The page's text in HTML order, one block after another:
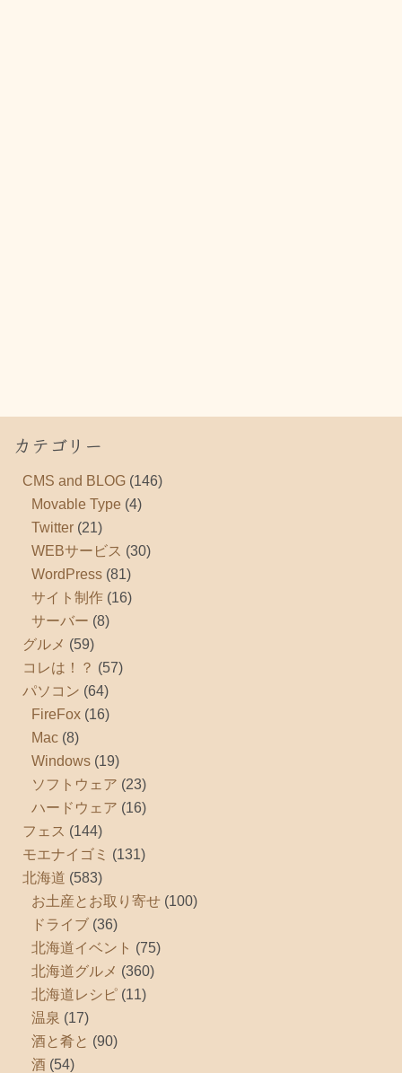
カテゴリー
CMS and BLOG (146)
Movable Type (4)
Twitter (21)
WEBサービス (30)
WordPress (81)
サイト制作 (16)
サーバー (8)
グルメ (59)
コレは！？ (57)
パソコン (64)
FireFox (16)
Mac (8)
Windows (19)
ソフトウェア (23)
ハードウェア (16)
フェス (144)
モエナイゴミ (131)
北海道 (583)
お土産とお取り寄せ (100)
ドライブ (36)
北海道イベント (75)
北海道グルメ (360)
北海道レシピ (11)
温泉 (17)
酒と肴と (90)
酒 (54)